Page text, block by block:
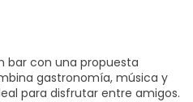
bar con una propuesta
gastronomía, música y
para disfrutar entre amigos.